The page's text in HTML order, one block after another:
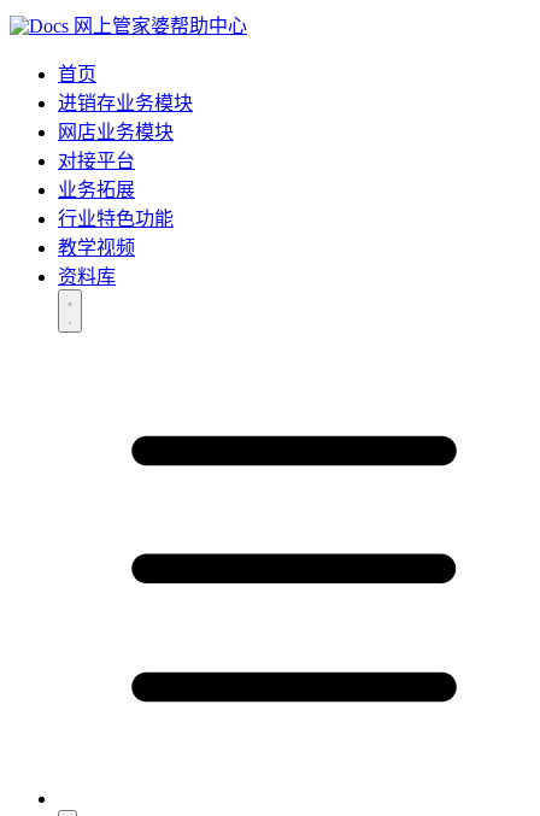
网上管家婆帮助中心
首页
进销存业务模块
网店业务模块
对接平台
业务拓展
行业特色功能
教学视频
资料库